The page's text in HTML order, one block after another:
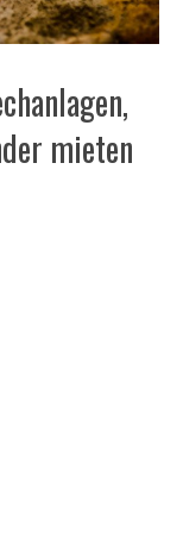
mieten